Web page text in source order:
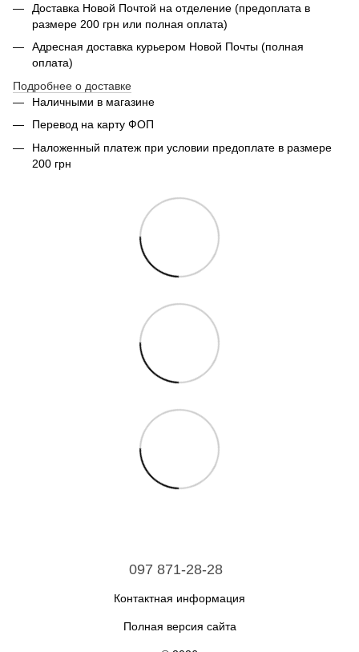
Доставка Новой Почтой на отделение (предоплата в
размере 200 грн или полная оплата)
Адресная доставка курьером Новой Почты (полная
оплата)
Подробнее о доставке
Наличными в магазине
Перевод на карту ФОП
Наложенный платеж при условии предоплате в размере
200 грн
097 871-28-28
Контактная информация
Полная версия сайта